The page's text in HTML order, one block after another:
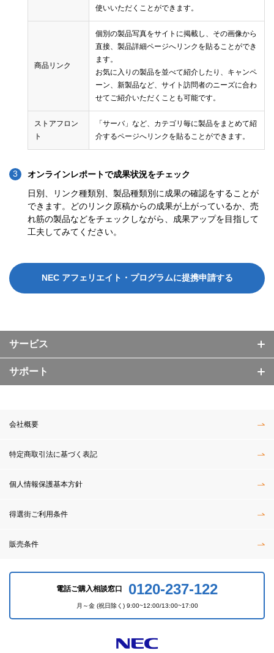
使いいただくことができます。
商品リンク
個別の製品写真をサイトに掲載し、その画像から
直接、製品詳細ページへリンクを貼ることができ
ます。
お気に入りの製品を並べて紹介したり、キャンペ
ーン、新製品など、サイト訪問者のニーズに合わ
せてご紹介いただくことも可能です。
ストアフロン
ト
「サーバ」など、カテゴリ毎に製品をまとめて紹
介するページへリンクを貼ることができます。
オンラインレポートで成果状況をチェック
日別、リンク種類別、製品種類別に成果の確認をすることが
できます。どのリンク原稿からの成果が上がっているか、売
れ筋の製品などをチェックしながら、成果アップを目指して
工夫してみてください。
NEC アフェリエイト・プログラムに提携申請する
サービス
サポート
会社概要
特定商取引法に基づく表記
個人情報保護基本方針
得選街ご利用条件
販売条件
電話ご購入相談窓口 0120-237-122
月～金 (祝日除く) 9:00~12:00/13:00~17:00